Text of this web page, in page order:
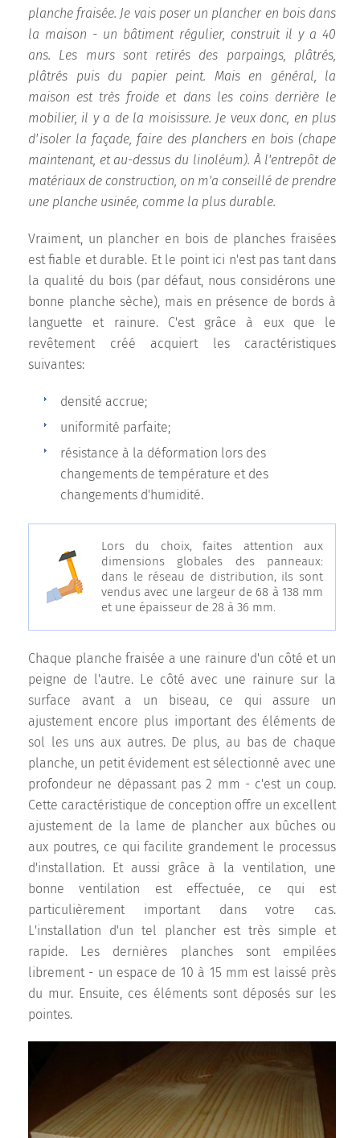
planche fraisée. Je vais poser un plancher en bois dans
la maison - un bâtiment régulier, construit il y a 40
ans. Les murs sont retirés des parpaings, plâtrés,
plâtrés puis du papier peint. Mais en général, la
maison est très froide et dans les coins derrière le
mobilier, il y a de la moisissure. Je veux donc, en plus
d'isoler la façade, faire des planchers en bois (chape
maintenant, et au-dessus du linoléum). À l'entrepôt de
matériaux de construction, on m'a conseillé de prendre
une planche usinée, comme la plus durable.
Vraiment, un plancher en bois de planches fraisées
est fiable et durable. Et le point ici n'est pas tant dans
la qualité du bois (par défaut, nous considérons une
bonne planche sèche), mais en présence de bords à
languette et rainure. C'est grâce à eux que le
revêtement créé acquiert les caractéristiques
suivantes:
densité accrue;
uniformité parfaite;
résistance à la déformation lors des
changements de température et des
changements d'humidité.
Lors du choix, faites attention aux
dimensions globales des panneaux:
dans le réseau de distribution, ils sont
vendus avec une largeur de 68 à 138 mm
et une épaisseur de 28 à 36 mm.
Chaque planche fraisée a une rainure d'un côté et un
peigne de l'autre. Le côté avec une rainure sur la
surface avant a un biseau, ce qui assure un
ajustement encore plus important des éléments de
sol les uns aux autres. De plus, au bas de chaque
planche, un petit évidement est sélectionné avec une
profondeur ne dépassant pas 2 mm - c'est un coup.
Cette caractéristique de conception offre un excellent
ajustement de la lame de plancher aux bûches ou
aux poutres, ce qui facilite grandement le processus
d'installation. Et aussi grâce à la ventilation, une
bonne ventilation est effectuée, ce qui est
particulièrement important dans votre cas.
L'installation d'un tel plancher est très simple et
rapide. Les dernières planches sont empilées
librement - un espace de 10 à 15 mm est laissé près
du mur. Ensuite, ces éléments sont déposés sur les
pointes.